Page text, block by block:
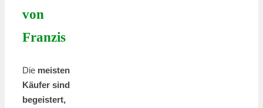
von
Franzis
Die meisten
Käufer sind
begeistert,